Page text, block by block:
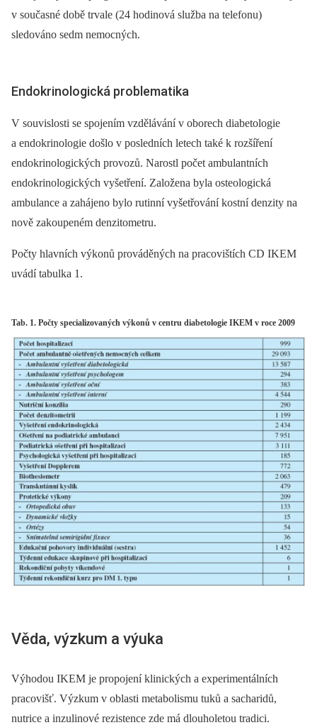
v současné době trvale (24 hodinová služba na telefonu)
sledováno sedm nemocných.
Endokrinologická problematika
V souvislosti se spojením vzdělávání v oborech diabetologie
a endokrinologie došlo v posledních letech také k rozšíření
endokrinologických provozů. Narostl počet ambulantních
endokrinologických vyšetření. Založena byla osteologická
ambulance a zahájeno bylo rutinní vyšetřování kostní denzity na
nově zakoupeném denzitometru.
Počty hlavních výkonů prováděných na pracovištích CD IKEM
uvádí tabulka 1.
Tab. 1. Počty specializovaných výkonů v centru diabetologie IKEM v roce 2009
Věda, výzkum a výuka
Výhodou IKEM je propojení klinických a experimentálních
pracovišť. Výzkum v oblasti metabolismu tuků a sacharidů,
nutrice a inzulinové rezistence zde má dlouholetou tradici.